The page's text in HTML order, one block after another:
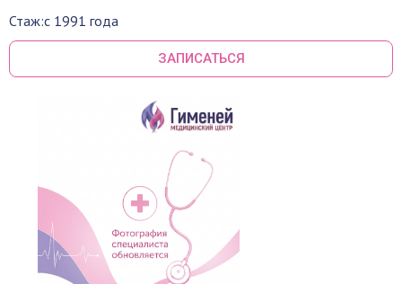
Стаж:с 1991 года
ЗАПИСАТЬСЯ